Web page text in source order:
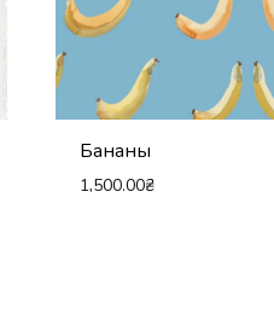
Бананы
1,500.00₴